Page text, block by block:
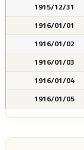
1915/12/31
1916/01/01
1916/01/02
1916/01/03
1916/01/04
1916/01/05